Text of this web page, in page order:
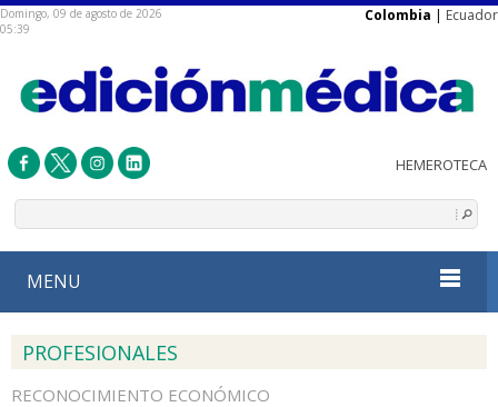
Domingo, 09 de agosto de 2026
05:39
Colombia | Ecuador
MENU
PROFESIONALES
RECONOCIMIENTO ECONÓMICO